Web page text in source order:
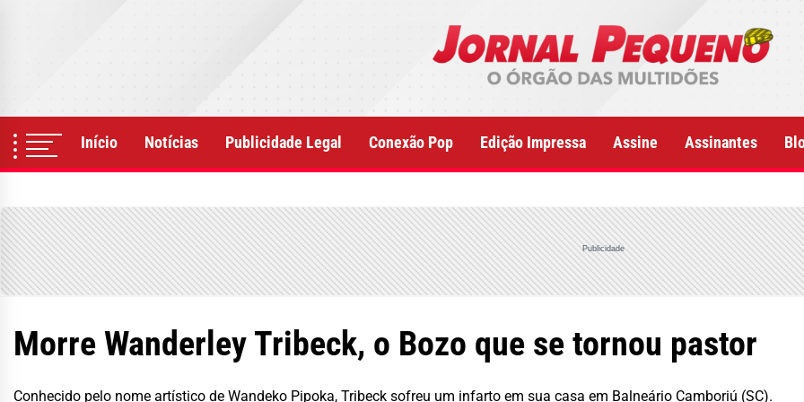
Início Notícias Publicidade Legal Conexão Pop Edição Impressa Assine Assinantes
Publicidade
Morre Wanderley Tribeck, o Bozo que se tornou pastor
Conhecido pelo nome artístico de Wandeko Pipoka, Tribeck sofreu um infarto em sua casa em Balneário Camboriú (SC).